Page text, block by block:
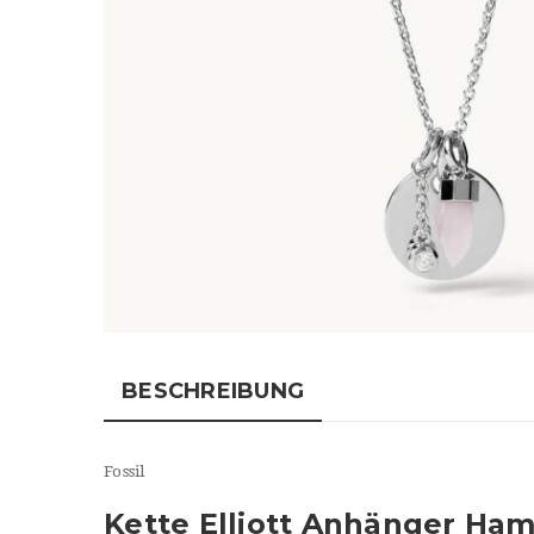
BESCHREIBUNG
Fossil
Kette Elliott Anhänger